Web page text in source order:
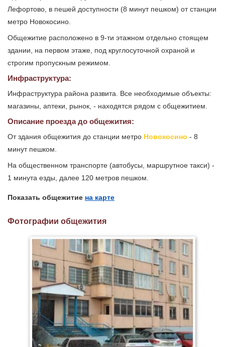
Лефортово, в пешей доступности (8 минут пешком) от станции
метро Новокосино.
Общежитие расположено в 9-ти этажном отдельно стоящем
здании, на первом этаже, под круглосуточной охраной и
строгим пропускным режимом.
Инфраструктура:
Инфраструктура района развита. Все необходимые объекты:
магазины, аптеки, рынок, - находятся рядом с общежитием.
Описание проезда до общежития:
От здания общежития до станции метро Новокосино - 8
минут пешком.
На общественном транспорте (автобусы, маршрутное такси) -
1 минута езды, далее 120 метров пешком.
Показать общежитие на карте
Фотографии общежития